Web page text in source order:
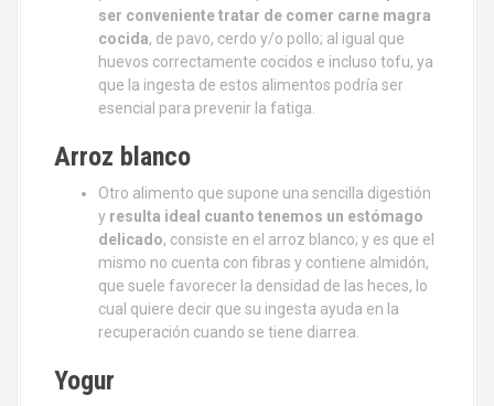
ser conveniente tratar de comer carne magra
cocida, de pavo, cerdo y/o pollo; al igual que
huevos correctamente cocidos e incluso tofu, ya
que la ingesta de estos alimentos podría ser
esencial para prevenir la fatiga.
Arroz blanco
Otro alimento que supone una sencilla digestión
y resulta ideal cuanto tenemos un estómago
delicado, consiste en el arroz blanco; y es que el
mismo no cuenta con fibras y contiene almidón,
que suele favorecer la densidad de las heces, lo
cual quiere decir que su ingesta ayuda en la
recuperación cuando se tiene diarrea.
Yogur